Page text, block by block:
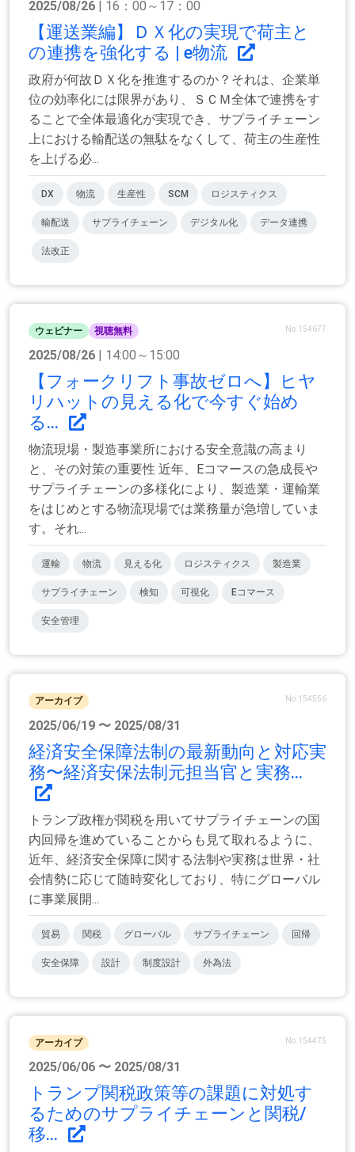
2025/08/26 | 16：00～17：00
【運送業編】ＤＸ化の実現で荷主と
の連携を強化する | e物流
政府が何故ＤＸ化を推進するのか？それは、企業単
位の効率化には限界があり、ＳＣＭ全体で連携をす
ることで全体最適化が実現でき、サプライチェーン
上における輸配送の無駄をなくして、荷主の生産性
を上げる必...
DX 物流 生産性 SCM ロジスティクス
輸配送 サプライチェーン デジタル化 データ連携
法改正
ウェビナー 視聴無料 No.154677
2025/08/26 | 14:00～15:00
【フォークリフト事故ゼロへ】ヒヤ
リハットの見える化で今すぐ始め
る...
物流現場・製造事業所における安全意識の高まり
と、その対策の重要性 近年、Eコマースの急成長や
サプライチェーンの多様化により、製造業・運輸業
をはじめとする物流現場では業務量が急増していま
す。それ...
運輸 物流 見える化 ロジスティクス 製造業
サプライチェーン 検知 可視化 Eコマース
安全管理
アーカイブ No.154556
2025/06/19 〜 2025/08/31
経済安全保障法制の最新動向と対応実
務〜経済安保法制元担当官と実務...
トランプ政権が関税を用いてサプライチェーンの国
内回帰を進めていることからも見て取れるように、
近年、経済安全保障に関する法制や実務は世界・社
会情勢に応じて随時変化しており、特にグローバル
に事業展開...
貿易 関税 グローバル サプライチェーン 回帰
安全保障 設計 制度設計 外為法
アーカイブ No.154475
2025/06/06 〜 2025/08/31
トランプ関税政策等の課題に対処す
るためのサプライチェーンと関税/
移...